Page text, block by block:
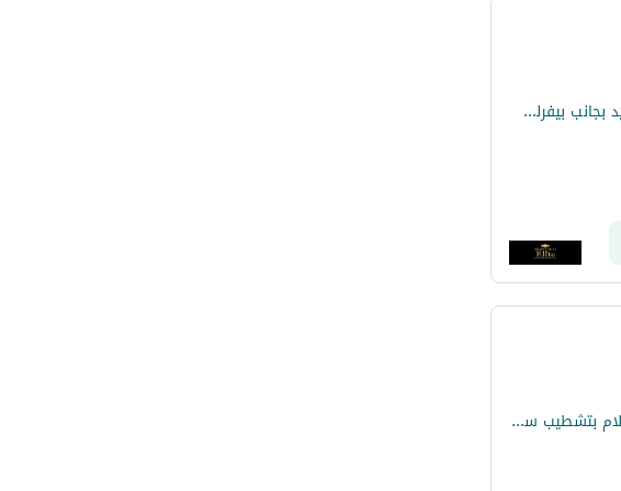
شقه استلام فوري في VYE سوديك بالشيخ زايد بجانب بيفرلي هيلز
شقه للبيع بخصم كبير على لكاش+جاهزه للاستلام بتشطيب سوبر لوكس بفيو خيالى لاند سكيب فى اميز لوكيشن بالشروق بجوار مدينتى و OPEN AIR MALL وعلى طريق السويس